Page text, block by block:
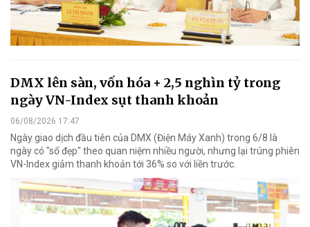
DMX lên sàn, vốn hóa + 2,5 nghìn tỷ trong
ngày VN-Index sụt thanh khoản
06/08/2026 17:47
Ngày giao dịch đầu tiên của DMX (Điện Máy Xanh) trong 6/8 là
ngày có "số đẹp" theo quan niệm nhiều người, nhưng lại trúng phiên
VN-Index giảm thanh khoản tới 36% so với liền trước.